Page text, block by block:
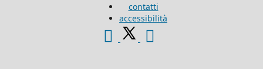
contatti
accessibilità